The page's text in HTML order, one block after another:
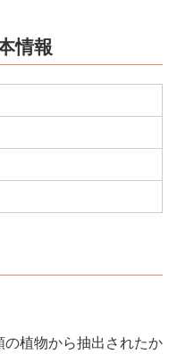
情報
植物から抽出されたか